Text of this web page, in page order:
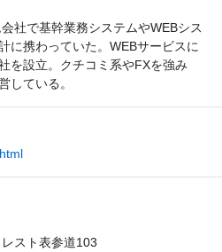
社で基幹業務システムやWEBシス
に携わっていた。WEBサービスに
を設立。クチコミ系やFXを強み
している。
スト表参道103